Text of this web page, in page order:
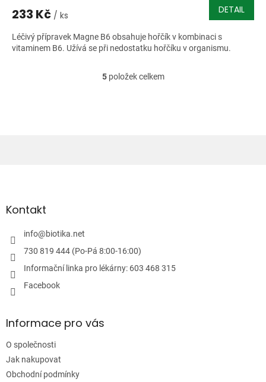
233 Kč / ks DETAIL
Léčivý přípravek Magne B6 obsahuje hořčík v kombinaci s
vitaminem B6. Užívá se při nedostatku hořčíku v organismu.
O
p
i
s
5položek celkem
aKontakt
info@biotika.net
730 819 444 (Po-Pá 8:00-16:00)
Informační linka pro lékárny: 603 468 315
Facebook
Informace pro vás
O společnosti
Jak nakupovat
Obchodní podmínky